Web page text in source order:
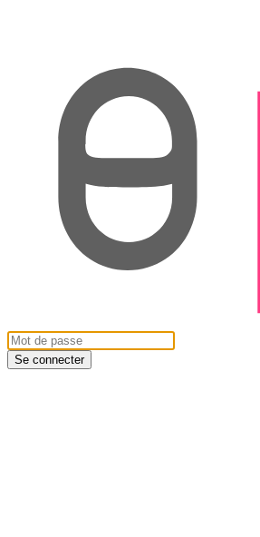
Se connecter